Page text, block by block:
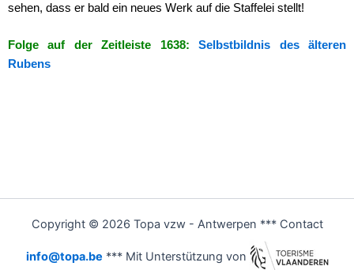
sehen, dass er bald ein neues Werk auf die Staffelei stellt!
Folge auf der Zeitleiste 1638:Selbstbildnis des älteren
Rubens
Copyright © 2026 Topa vzw - Antwerpen *** Contact
info@topa.be *** Mit Unterstützung von